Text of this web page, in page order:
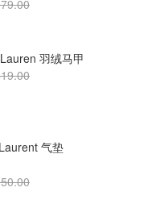
芭蕾鞋
羽绒马甲
气垫